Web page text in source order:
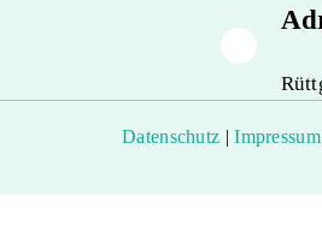
Datenschutz |Impressum